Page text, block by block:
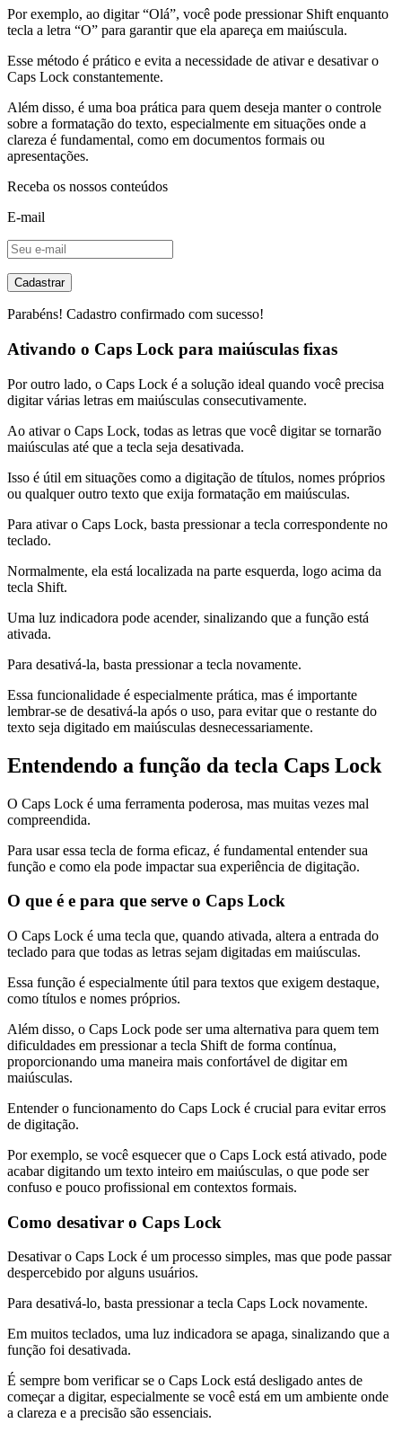
Por exemplo, ao digitar “Olá”, você pode pressionar Shift enquanto
tecla a letra “O” para garantir que ela apareça em maiúscula.
Esse método é prático e evita a necessidade de ativar e desativar o
Caps Lock constantemente.
Além disso, é uma boa prática para quem deseja manter o controle
sobre a formatação do texto, especialmente em situações onde a
clareza é fundamental, como em documentos formais ou
apresentações.
Receba os nossos conteúdos
E-mail
Cadastrar
Parabéns! Cadastro confirmado com sucesso!
Ativando o Caps Lock para maiúsculas fixas
Por outro lado, o Caps Lock é a solução ideal quando você precisa
digitar várias letras em maiúsculas consecutivamente.
Ao ativar o Caps Lock, todas as letras que você digitar se tornarão
maiúsculas até que a tecla seja desativada.
Isso é útil em situações como a digitação de títulos, nomes próprios
ou qualquer outro texto que exija formatação em maiúsculas.
Para ativar o Caps Lock, basta pressionar a tecla correspondente no
teclado.
Normalmente, ela está localizada na parte esquerda, logo acima da
tecla Shift.
Uma luz indicadora pode acender, sinalizando que a função está
ativada.
Para desativá-la, basta pressionar a tecla novamente.
Essa funcionalidade é especialmente prática, mas é importante
lembrar-se de desativá-la após o uso, para evitar que o restante do
texto seja digitado em maiúsculas desnecessariamente.
Entendendo a função da tecla Caps Lock
O Caps Lock é uma ferramenta poderosa, mas muitas vezes mal
compreendida.
Para usar essa tecla de forma eficaz, é fundamental entender sua
função e como ela pode impactar sua experiência de digitação.
O que é e para que serve o Caps Lock
O Caps Lock é uma tecla que, quando ativada, altera a entrada do
teclado para que todas as letras sejam digitadas em maiúsculas.
Essa função é especialmente útil para textos que exigem destaque,
como títulos e nomes próprios.
Além disso, o Caps Lock pode ser uma alternativa para quem tem
dificuldades em pressionar a tecla Shift de forma contínua,
proporcionando uma maneira mais confortável de digitar em
maiúsculas.
Entender o funcionamento do Caps Lock é crucial para evitar erros
de digitação.
Por exemplo, se você esquecer que o Caps Lock está ativado, pode
acabar digitando um texto inteiro em maiúsculas, o que pode ser
confuso e pouco profissional em contextos formais.
Como desativar o Caps Lock
Desativar o Caps Lock é um processo simples, mas que pode passar
despercebido por alguns usuários.
Para desativá-lo, basta pressionar a tecla Caps Lock novamente.
Em muitos teclados, uma luz indicadora se apaga, sinalizando que a
função foi desativada.
É sempre bom verificar se o Caps Lock está desligado antes de
começar a digitar, especialmente se você está em um ambiente onde
a clareza e a precisão são essenciais.